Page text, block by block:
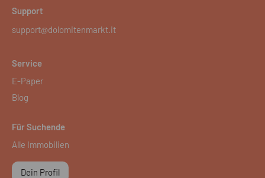
Support
support@dolomitenmarkt.it
Service
E-Paper
Blog
Für Suchende
Alle Immobilien
Dein Profil